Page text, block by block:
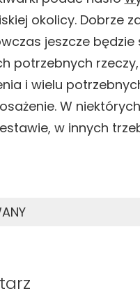
okolicy. Dobrze
jeszcze
potrzebnych
i wielu
W
w innych